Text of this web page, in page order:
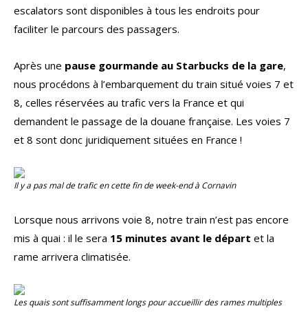
escalators sont disponibles à tous les endroits pour
faciliter le parcours des passagers.
Après une pause gourmande au Starbucks de la gare,
nous procédons à l’embarquement du train situé voies 7 et
8, celles réservées au trafic vers la France et qui
demandent le passage de la douane française. Les voies 7
et 8 sont donc juridiquement situées en France !
Il y a pas mal de trafic en cette fin de week-end à Cornavin
Lorsque nous arrivons voie 8, notre train n’est pas encore
mis à quai : il le sera 15 minutes avant le départ et la
rame arrivera climatisée.
Les quais sont suffisamment longs pour accueillir des rames multiples